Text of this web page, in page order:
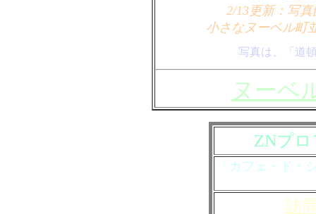
2/13更新：写
小さなヌーベル町
写真は、「道
ヌーベ
ZNプ
「カフェ・ド・
訪